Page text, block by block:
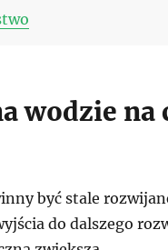
wodzie na
być stale
do dalszego